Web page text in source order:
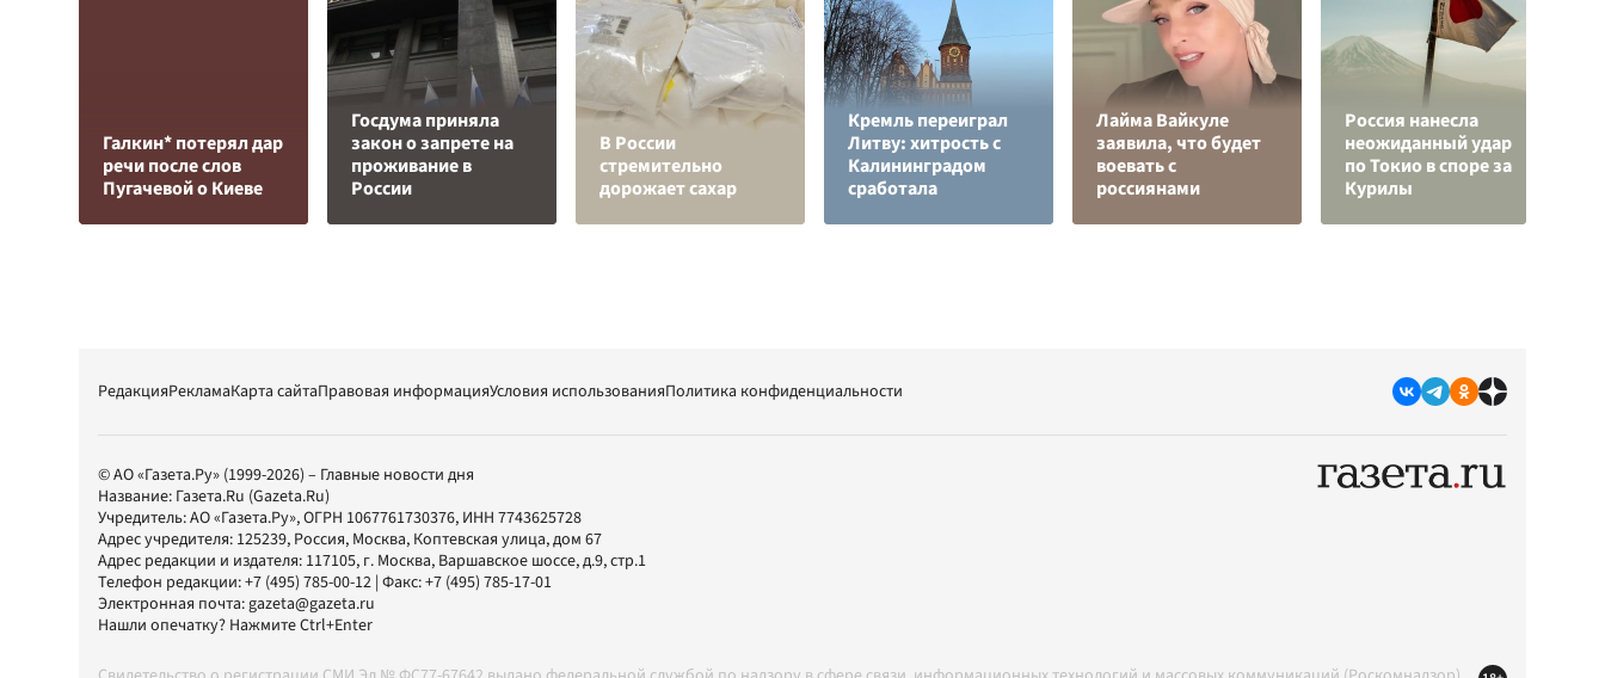
Галкин* потерял дар
речи после слов
Пугачевой о Киеве
Госдума приняла
закон о запрете на
проживание в
России
В России
стремительно
дорожает сахар
Кремль переиграл
Литву: хитрость с
Калининградом
сработала
Лайма Вайкуле
заявила, что будет
воевать с
россиянами
Россия нанесла
неожиданный удар
по Токио в споре за
Курилы
РедакцияРекламаКарта сайтаПравовая информацияУсловия использованияПолитика конфиденциальности
© АО «Газета.Ру» (1999-2026) – Главные новости дня
Название: Газета.Ru (Gazeta.Ru)
Учредитель:АО «Газета.Ру», ОГРН 1067761730376, ИНН 7743625728
Адрес учредителя: 125239, Россия, Москва, Коптевская улица, дом 67
Адрес редакции и издателя: 117105, г. Москва, Варшавское шоссе, д.9, стр.1
Телефон редакции:+7 (495) 785-00-12 | Факс:+7 (495) 785-17-01
Электронная почта:gazeta@gazeta.ru
Нашли опечатку? Нажмите Ctrl+Enter